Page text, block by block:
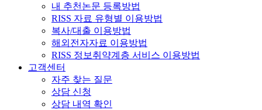
내 추천논문 등록방법
RISS 자료 유형별 이용방법
복사/대출 이용방법
해외전자자료 이용방법
RISS 정보취약계층 서비스 이용방법
고객센터
자주 찾는 질문
상담 신청
상담 내역 확인